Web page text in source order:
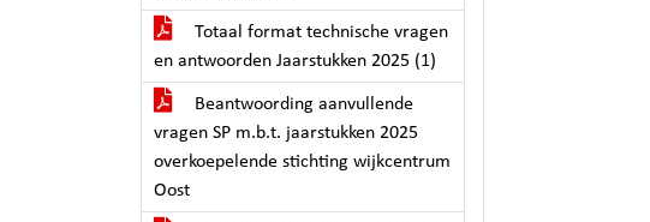
Totaal format technische vragen
en antwoorden Jaarstukken 2025 (1)
Beantwoording aanvullende
vragen SP m.b.t. jaarstukken 2025
overkoepelende stichting wijkcentrum
Oost